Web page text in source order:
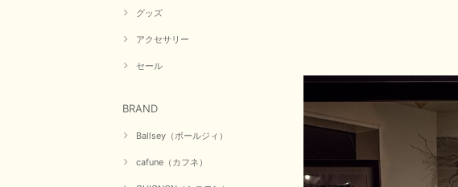
グッズ
アクセサリー
セール
BRAND
Ballsey（ボールジィ）
cafune（カフネ）